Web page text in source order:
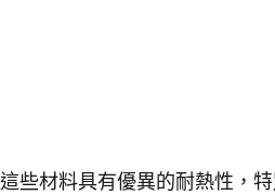
些材料具有優異的耐熱性，